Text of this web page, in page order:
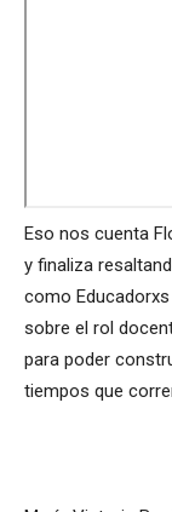
Eso nos cuenta
y finaliza
como
sobre el rol
para poder
tiempos que